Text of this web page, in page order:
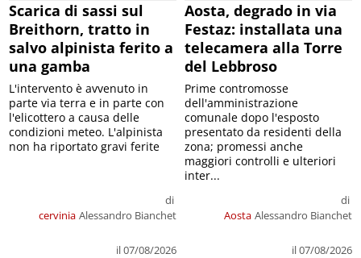
Scarica di sassi sul
Breithorn, tratto in
salvo alpinista ferito a
una gamba
cervinia
di
Alessandro Bianchet
il 07/08/2026
L'intervento è avvenuto in
parte via terra e in parte con
l'elicottero a causa delle
condizioni meteo. L'alpinista
non ha riportato gravi ferite
Aosta, degrado in via
Festaz: installata una
telecamera alla Torre
del Lebbroso
Aosta
di
Alessandro Bianchet
il 07/08/2026
Prime contromosse
dell'amministrazione
comunale dopo l'esposto
presentato da residenti della
zona; promessi anche
maggiori controlli e ulteriori
inter...